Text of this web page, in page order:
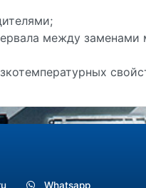
между заменами
Whatsapp